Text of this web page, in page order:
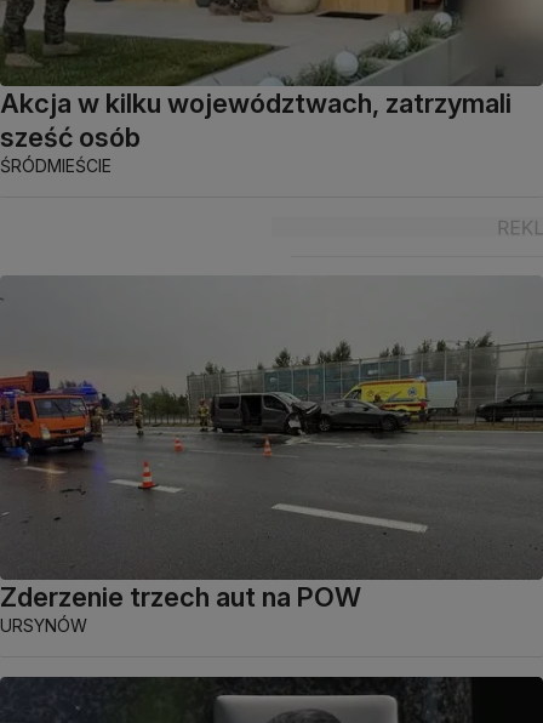
Akcja w kilku województwach, zatrzymali
sześć osób
ŚRÓDMIEŚCIE
Zderzenie trzech aut na POW
URSYNÓW